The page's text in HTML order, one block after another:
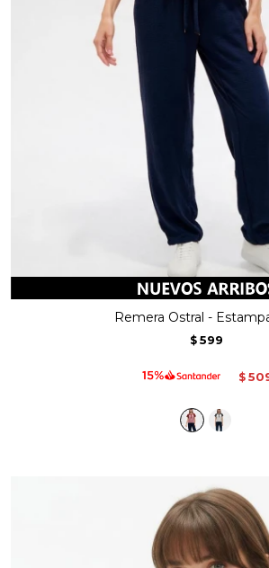
Remera Ostral -
$ 599
$